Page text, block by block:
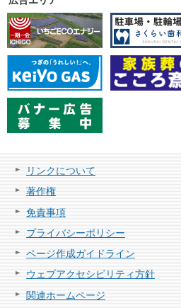
リンクについて
著作権
免責事項
プライバシーポリシー
ページ作成ガイドライン
ウェブアクセシビリティ方針
関連ホームページ